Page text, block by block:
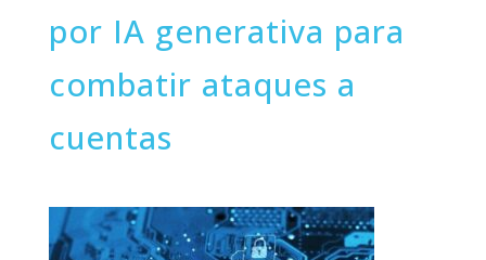
por IA generativa para
combatir ataques a
cuentas